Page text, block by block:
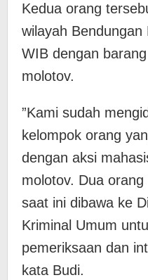
​Kedua orang
wilayah
WIB dengan
molotov.
​”Kami sudah
kelompok orang
dengan aksi
molotov. Dua
saat ini dibawa ke
Kriminal Umum
pemeriksaan dan
kata Budi.